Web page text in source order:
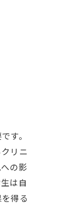
す。
リニ
の影
は自
得る